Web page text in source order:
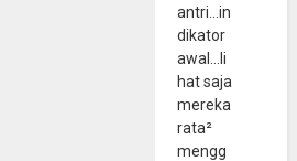
antri...in
dikator
awal...li
hat saja
mereka
rata²
mengg